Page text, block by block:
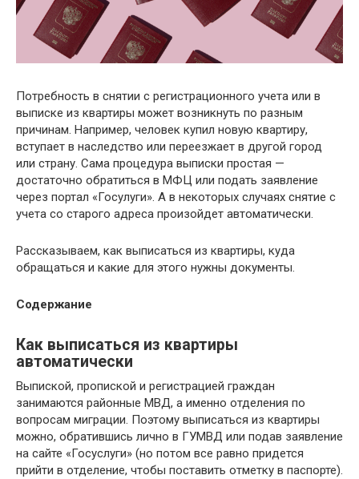
Потребность в снятии с регистрационного учета или в
выписке из квартиры может возникнуть по разным
причинам. Например, человек купил новую квартиру,
вступает в наследство или переезжает в другой город
или страну. Сама процедура выписки простая —
достаточно обратиться в МФЦ или подать заявление
через портал «Госулуги». А в некоторых случаях снятие с
учета со старого адреса произойдет автоматически.
Рассказываем, как выписаться из квартиры, куда
обращаться и какие для этого нужны документы.
Содержание
Как выписаться из квартиры
автоматически
Выпиской, пропиской и регистрацией граждан
занимаются районные МВД, а именно отделения по
вопросам миграции. Поэтому выписаться из квартиры
можно, обратившись лично в ГУМВД или подав заявление
на сайте «Госуслуги» (но потом все равно придется
прийти в отделение, чтобы поставить отметку в паспорте).